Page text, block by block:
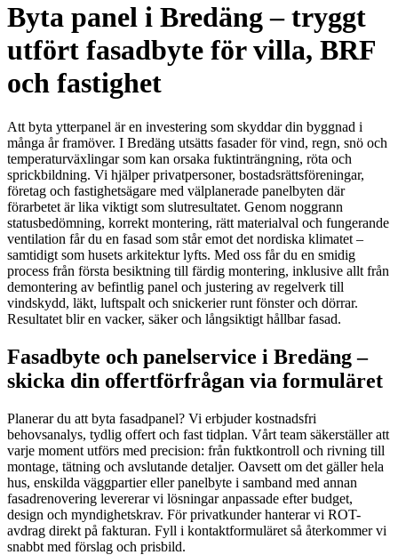
Byta panel i Bredäng – tryggt
utfört fasadbyte för villa, BRF
och fastighet
Att byta ytterpanel är en investering som skyddar din byggnad i
många år framöver. I Bredäng utsätts fasader för vind, regn, snö och
temperaturväxlingar som kan orsaka fuktinträngning, röta och
sprickbildning. Vi hjälper privatpersoner, bostadsrättsföreningar,
företag och fastighetsägare med välplanerade panelbyten där
förarbetet är lika viktigt som slutresultatet. Genom noggrann
statusbedömning, korrekt montering, rätt materialval och fungerande
ventilation får du en fasad som står emot det nordiska klimatet –
samtidigt som husets arkitektur lyfts. Med oss får du en smidig
process från första besiktning till färdig montering, inklusive allt från
demontering av befintlig panel och justering av regelverk till
vindskydd, läkt, luftspalt och snickerier runt fönster och dörrar.
Resultatet blir en vacker, säker och långsiktigt hållbar fasad.
Fasadbyte och panelservice i Bredäng –
skicka din offertförfrågan via formuläret
Planerar du att byta fasadpanel? Vi erbjuder kostnadsfri
behovsanalys, tydlig offert och fast tidplan. Vårt team säkerställer att
varje moment utförs med precision: från fuktkontroll och rivning till
montage, tätning och avslutande detaljer. Oavsett om det gäller hela
hus, enskilda väggpartier eller panelbyte i samband med annan
fasadrenovering levererar vi lösningar anpassade efter budget,
design och myndighetskrav. För privatkunder hanterar vi ROT-
avdrag direkt på fakturan. Fyll i kontaktformuläret så återkommer vi
snabbt med förslag och prisbild.